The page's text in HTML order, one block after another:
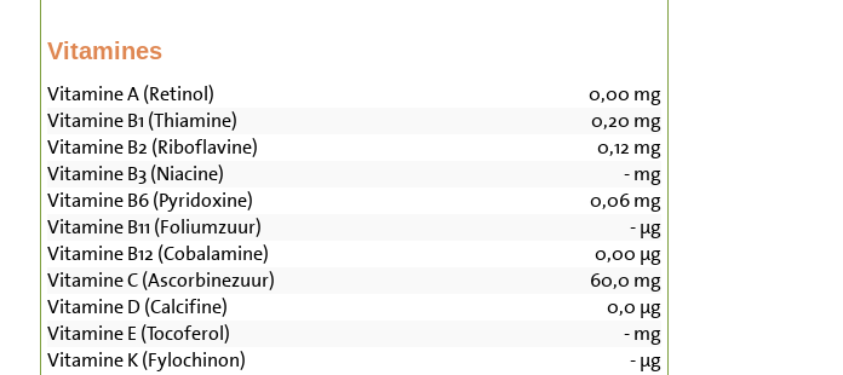
Vitamines
Vitamine A (Retinol) 0,00 mg
Vitamine B1 (Thiamine)
0,20 mg
Vitamine B2 (Riboflavine)
0,12 mg
Vitamine B3 (Niacine)
-mg
Vitamine B6 (Pyridoxine)
0,06mg
Vitamine B11 (Foliumzuur)
-µg
Vitamine B12 (Cobalamine)
0,00 µg
Vitamine C (Ascorbinezuur)
60,0 mg
Vitamine D (Calcifine)
0,0 µg
Vitamine E (Tocoferol)
-mg
Vitamine K (Fylochinon)
-µg